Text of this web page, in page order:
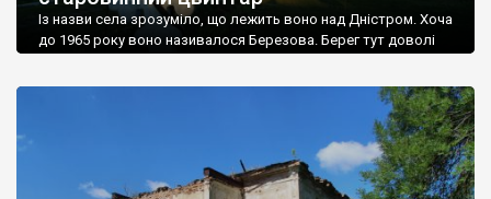
Із назви села зрозуміло, що лежить воно над Дністром. Хоча
до 1965 року воно називалося Березова. Берег тут доволі
Наддністрянське відрізняється від більшості навколишніх
сіл. У селі є мурована Михайлівська церква. Точної дати […]